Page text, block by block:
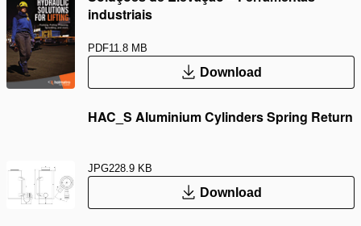
industriais
PDF11.8 MB
Download
HAC_S Aluminium Cylinders Spring Return
JPG228.9 KB
Download